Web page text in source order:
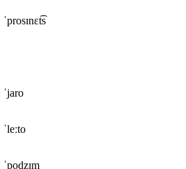
ˈprosɪnɛt͡s
ˈjaro
ˈleːto
ˈpodzɪm